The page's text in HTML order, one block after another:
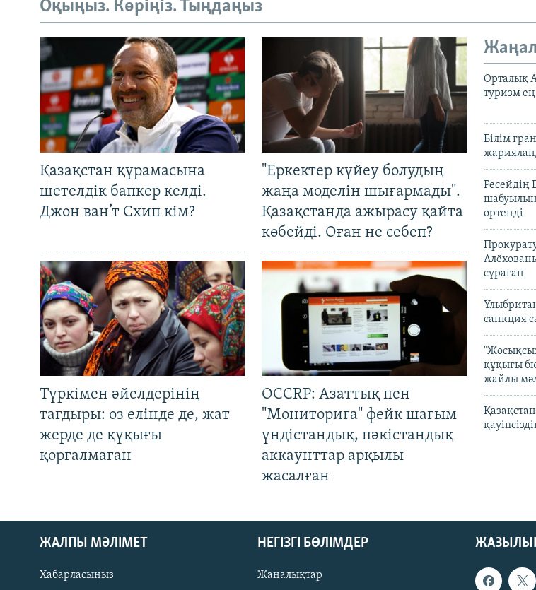
Оқыңыз. Көріңіз. Тыңдаңыз
Қазақстан құрамасына
шетелдік бапкер келді.
Джон ван’т Схип кім?
"Еркектер күйеу болудың
жаңа моделін шығармады".
Қазақстанда ажырасу қайта
көбейді. Оған не себеп?
Түркімен әйелдерінің
тағдыры: өз елінде де, жат
жерде де құқығы
қорғалмаған
OCCRP: Азаттық пен
"Мониториға" фейк шағым
үндістандық, пәкістандық
аккаунттар арқылы
жасалған
Орталық
туризм
Білім
Ресейдің
өртенді
сұраған
санкция
құқығы
жайлы
ЖАЛПЫ МӘЛІМЕТ
Хабарласыңыз
НЕГІЗГІ БӨЛІМДЕР
Жаңалықтар